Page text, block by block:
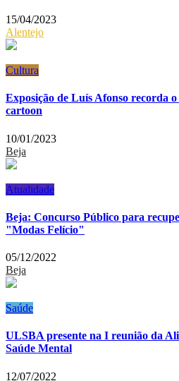
15/04/2023
Alentejo
Cultura
Exposição de Luís Afonso recorda
cartoon
10/01/2023
Beja
Atualidade
Beja: Concurso Público para
"Modas Felício"
05/12/2022
Beja
Saúde
ULSBA presente na I reunião da
Saúde Mental
12/07/2022